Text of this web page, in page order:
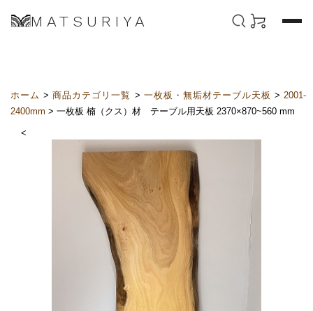
MATSURIYA
ホーム >商品カテゴリ一覧 > 一枚板・無垢材テーブル天板 >2001-
2400mm > 一枚板 楠（クス）材 テーブル用天板 2370×870~560 mm
<